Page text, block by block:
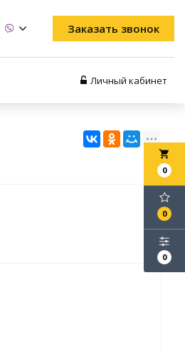
Заказать звонок
Личный кабинет
local_grocery_store
0
0
0